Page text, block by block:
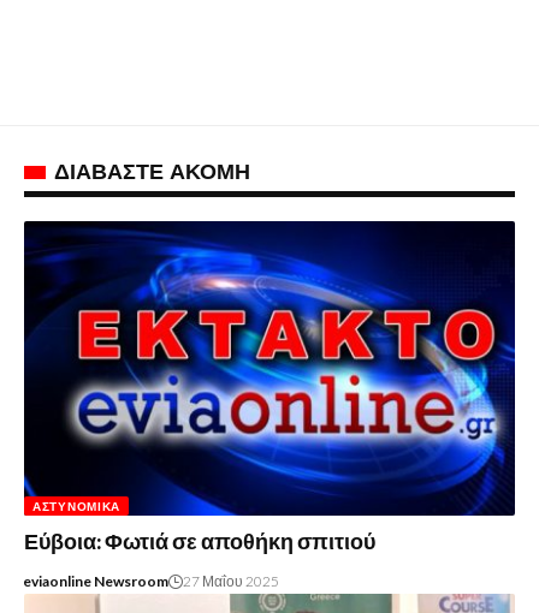
ΔΙΑΒΑΣΤΕ ΑΚΟΜΗ
ΑΣΤΥΝΟΜΙΚΆ
Εύβοια: Φωτιά σε αποθήκη σπιτιού
eviaonline Newsroom 27 Μαΐου 2025